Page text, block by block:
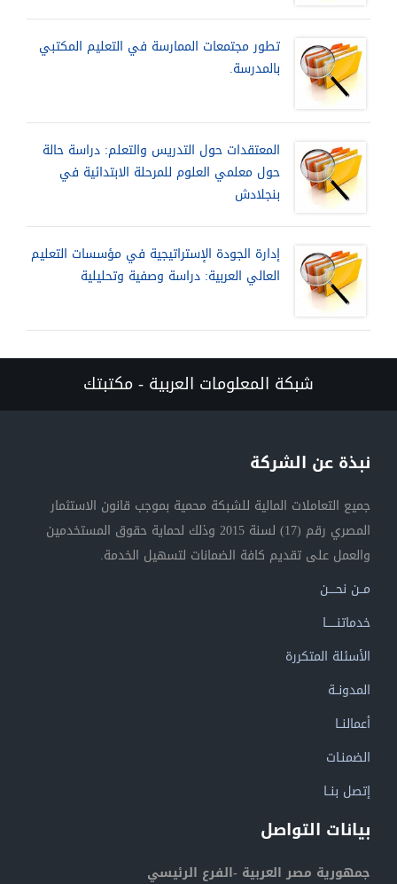
تطور مجتمعات الممارسة في التعليم المكتبي
بالمدرسة.
المعتقدات حول التدريس والتعلم: دراسة حالة
حول معلمي العلوم للمرحلة الابتدائية في
بنجلادش
إدارة الجودة الإستراتيجية في مؤسسات التعليم
العالي العربية: دراسة وصفية وتحليلية
شبكة المعلومات العربية - مكتبتك
نبذة عن الشركة
جميع التعاملات المالية للشبكة محمية بموجب قانون الاستثمار
المصري رقم (17) لسنة 2015 وذلك لحماية حقوق المستخدمين
والعمل على تقديم كافة الضمانات لتسهيل الخدمة.
مــن نحــــن
خدماتنــــــا
الأسئلة المتكررة
المدونــة
أعمالنــا
الضمنـات
إتصل بنــا
بيانات التواصل
جمهورية مصر العربية -الفرع الرئيسي